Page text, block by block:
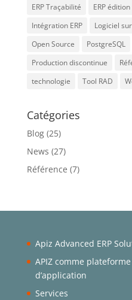
ERP Traçabilité
ERP édition
Intégration ERP
Logiciel
Open Source
PostgreSQL
Production discontinue
technologie
Tool RAD
Catégories
Blog(25)
News (27)
Référence (7)
Apiz Advanced ERP
APIZ comme
d’application
Services